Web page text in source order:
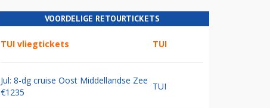
VOORDELIGE RETOURTICKETS
TUI vliegtickets TUI
Jul: 8-dg cruise Oost Middellandse Zee
€1235
TUI